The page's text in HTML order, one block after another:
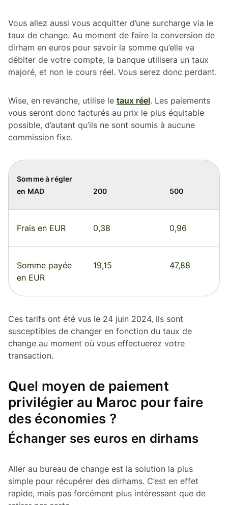
Vous allez aussi vous acquitter d’une surcharge via le
taux de change. Au moment de faire la conversion de
dirham en euros pour savoir la somme qu’elle va
débiter de votre compte, la banque utilisera un taux
majoré, et non le cours réel. Vous serez donc perdant.
Wise, en revanche, utilise le taux réel. Les paiements
vous seront donc facturés au prix le plus équitable
possible, d’autant qu’ils ne sont soumis à aucune
commission fixe.
Somme à régler
en MAD
200 500
Frais en EUR 0,38 0,96
Somme payée
en EUR
19,15 47,88
Ces tarifs ont été vus le 24 juin 2024, ils sont
susceptibles de changer en fonction du taux de
change au moment où vous effectuerez votre
transaction.
Quel moyen de paiement
privilégier au Maroc pour faire
des économies ?
Échanger ses euros en dirhams
Aller au bureau de change est la solution la plus
simple pour récupérer des dirhams. C’est en effet
rapide, mais pas forcément plus intéressant que de